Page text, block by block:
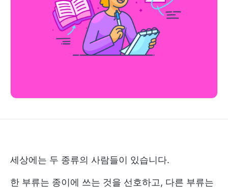
세상에는 두 종류의 사람들이 있습니다.
한 부류는 종이에 쓰는 것을 선호하고, 다른 부류는